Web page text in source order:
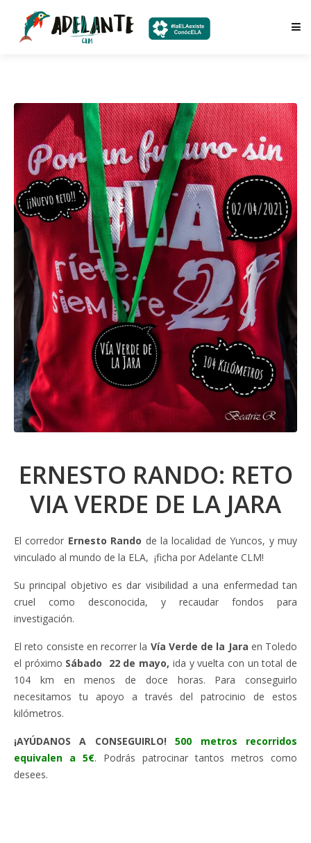
ERNESTO RANDO: RETO
VIA VERDE DE LA JARA
El corredor Ernesto Rando de la localidad de Yuncos, y muy
vinculado al mundo de la ELA, ¡ficha por Adelante CLM!
Su principal objetivo es dar visibilidad a una enfermedad tan
cruel como desconocida, y recaudar fondos para
investigación.
El reto consiste en recorrer la Vía Verde de la Jara en Toledo
el próximo Sábado 22 de mayo, ida y vuelta con un total de
104 km en menos de doce horas. Para conseguirlo
necesitamos tu apoyo a través del patrocinio de estos
kilómetros.
¡AYÚDANOS A CONSEGUIRLO!
500 metros recorridos
equivalen a 5€. Podrás patrocinar tantos metros como
desees.